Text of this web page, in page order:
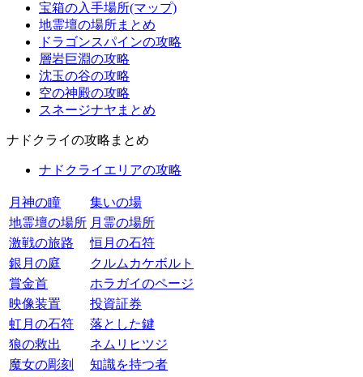
宝箱の入手場所(マップ)
地霊壇の場所まとめ
ドラゴンスパインの攻略
層岩巨淵の攻略
沈玉の谷の攻略
空の神殿の攻略
スネージナヤまとめ
ナドクライの攻略まとめ
ナドクライエリアの攻略
月神の瞳
集いの場
地霊壇の場所 月霊の場所
激戦の旅路
恒月の石符
銀月の庭
クルムカケボルト
賞金首
ホラガイのページ
映像装置
投資証券
虹月の石符
落とした鍵
狼の救出
ネムリヒツジ
魔女の彫刻
知識を持つ者